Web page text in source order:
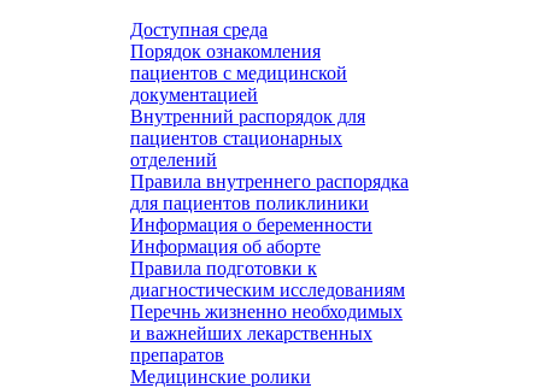
Доступная среда
Порядок ознакомления
пациентов с медицинской
документацией
Внутренний распорядок для
пациентов стационарных
отделений
Правила внутреннего распорядка
для пациентов поликлиники
Информация о беременности
Информация об аборте
Правила подготовки к
диагностическим исследованиям
Перечнь жизненно необходимых
и важнейших лекарственных
препаратов
Медицинские ролики